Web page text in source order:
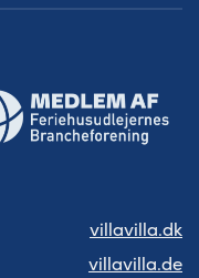
villavilla.dk
villavilla.de